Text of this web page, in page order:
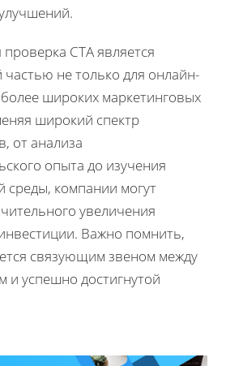
CTA является
не только для онлайн-
широких маркетинговых
широкий спектр
от анализа
опыта до изучения
среды, компании могут
увеличения
Важно помнить,
связующим звеном между
и успешно достигнутой